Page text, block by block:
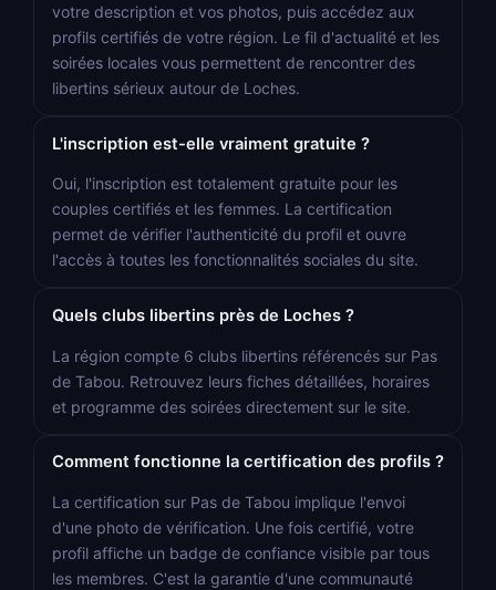
votre description et vos photos, puis accédez aux
profils certifiés de votre région. Le fil d'actualité et les
soirées locales vous permettent de rencontrer des
libertins sérieux autour de Loches.
L'inscription est-elle vraiment gratuite ?
Oui, l'inscription est totalement gratuite pour les
couples certifiés et les femmes. La certification
permet de vérifier l'authenticité du profil et ouvre
l'accès à toutes les fonctionnalités sociales du site.
Quels clubs libertins près de Loches ?
La région compte 6 clubs libertins référencés sur Pas
de Tabou. Retrouvez leurs fiches détaillées, horaires
et programme des soirées directement sur le site.
Comment fonctionne la certification des profils ?
La certification sur Pas de Tabou implique l'envoi
d'une photo de vérification. Une fois certifié, votre
profil affiche un badge de confiance visible par tous
les membres. C'est la garantie d'une communauté